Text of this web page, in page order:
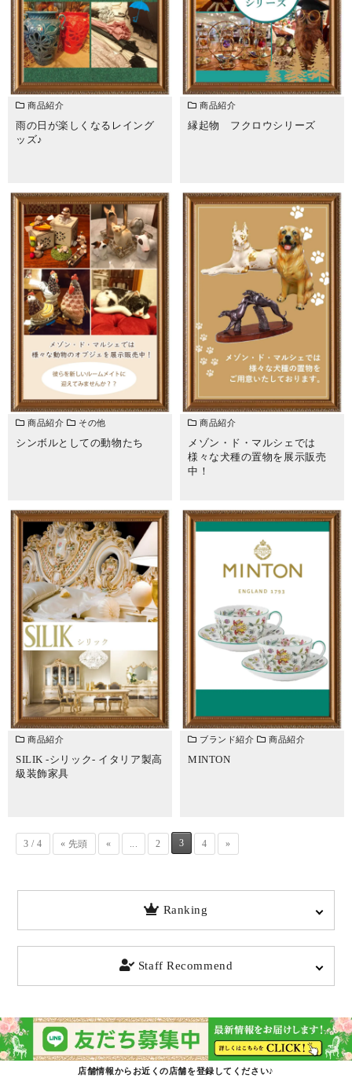
商品紹介
雨の日が楽しくなるレイング
ッズ♪
商品紹介
縁起物 フクロウシリーズ
商品紹介 その他
シンボルとしての動物たち
商品紹介
メゾン・ド・マルシェでは
様々な犬種の置物を展示販売
中！
商品紹介
SILIK -シリック- イタリア製高
級装飾家具
ブランド紹介 商品紹介
MINTON
3 / 4 « 先頭 « ... 2 3 4 »
Ranking
Staff Recommend
店舗情報からお近くの店舗を登録してください♪